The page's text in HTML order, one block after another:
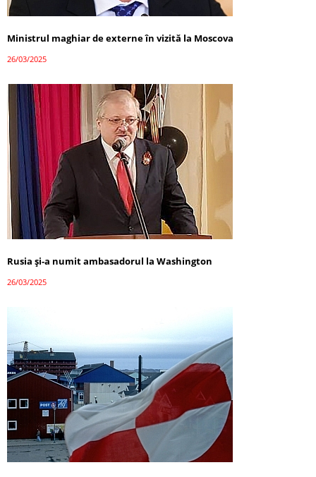
Ministrul maghiar de externe în vizită la Moscova
26/03/2025
Rusia și-a numit ambasadorul la Washington
26/03/2025